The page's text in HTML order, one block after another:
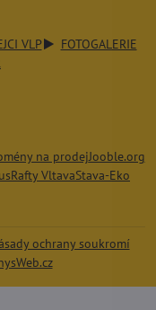
VLP
FOTOGALERIE
na prodejJooble.org
Rafty VltavaStava-Eko
ochrany soukromí